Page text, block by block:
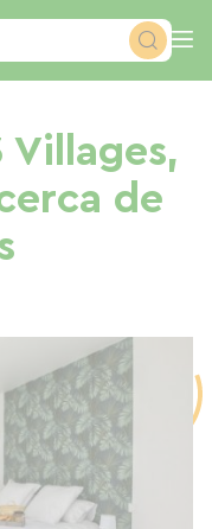
Villages,
de